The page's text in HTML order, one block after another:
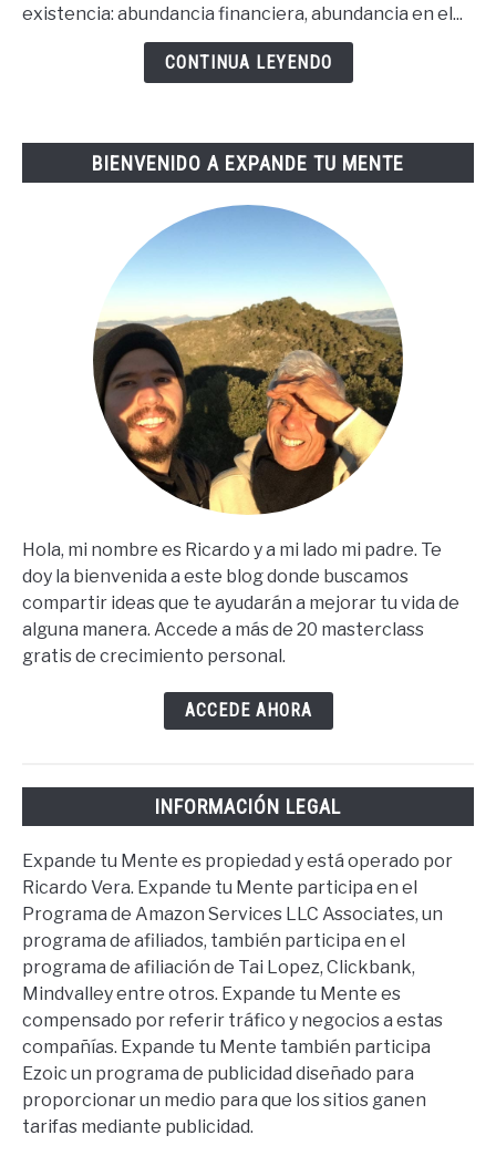
Steps
existencia: abundancia financiera, abundancia en el...
CONTINUA LEYENDO
BIENVENIDO A EXPANDE TU MENTE
Hola, mi nombre es Ricardo y a mi lado mi padre. Te
doy la bienvenida a este blog donde buscamos
compartir ideas que te ayudarán a mejorar tu vida de
alguna manera. Accede a más de 20 masterclass
gratis de crecimiento personal.
ACCEDE AHORA
INFORMACIÓN LEGAL
Expande tu Mente es propiedad y está operado por
Ricardo Vera. Expande tu Mente participa en el
Programa de Amazon Services LLC Associates, un
programa de afiliados, también participa en el
programa de afiliación de Tai Lopez, Clickbank,
Mindvalley entre otros. Expande tu Mente es
compensado por referir tráfico y negocios a estas
compañías. Expande tu Mente también participa
Ezoic un programa de publicidad diseñado para
proporcionar un medio para que los sitios ganen
tarifas mediante publicidad.